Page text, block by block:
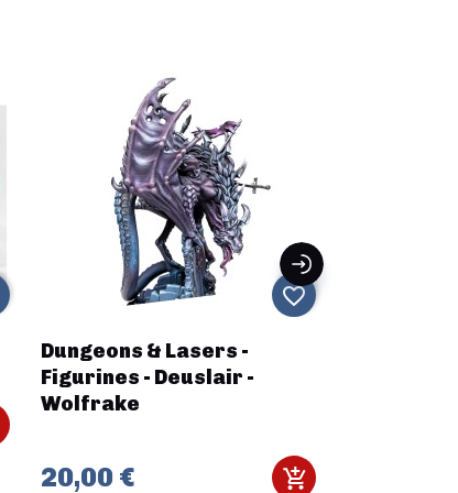
Dungeons & Lasers -
Figurines - Deuslair -
Wolfrake
20,00 €
favorite_border